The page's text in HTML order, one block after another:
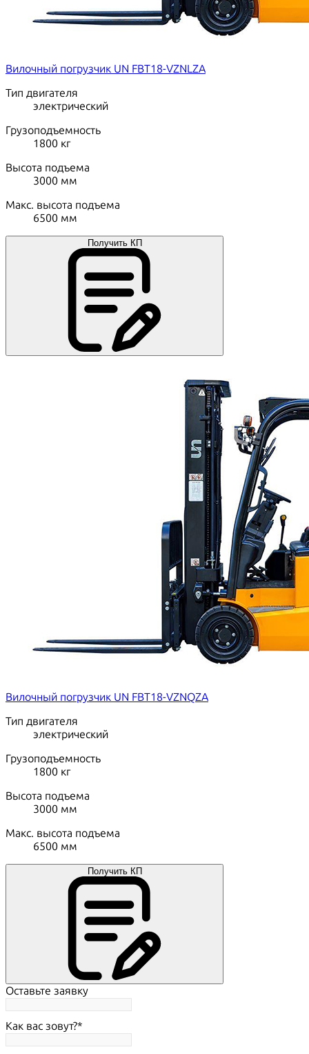
Вилочный погрузчик UN FBT18-VZNLZA
Тип двигателя
электрический
Грузоподъемность
1800 кг
Высота подъема
3000 мм
Макс. высота подъема
6500 мм
Получить КП
Вилочный погрузчик UN FBT18-VZNQZA
Тип двигателя
электрический
Грузоподъемность
1800 кг
Высота подъема
3000 мм
Макс. высота подъема
6500 мм
Получить КП
Оставьте заявку
Как вас зовут?